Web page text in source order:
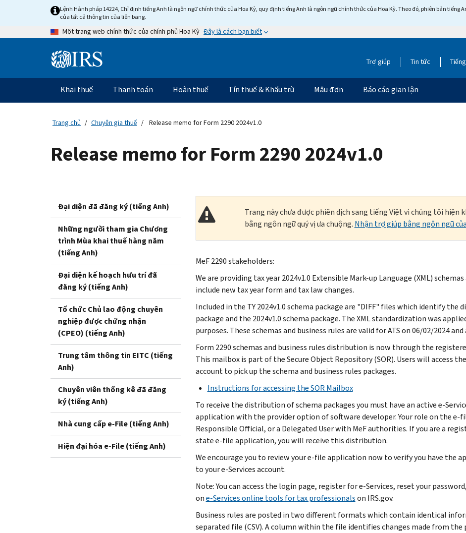
content
Lệnh Hành pháp 14224, Chỉ định tiếng Anh là ngôn ngữ chính thức của Hoa Kỳ, quy định tiếng Anh là ngôn ngữ chính thức của Hoa Kỳ. Theo đó, phiên bản tiếng
của tất cả thông tin của liên bang.
Một trang web chính thức của chính phủ Hoa Kỳ Đây là cách bạn biết
Information Trợ giúp Tin tức
Điều
hướng
chính
Khai thuế Thanh toán Hoàn thuế Tín thuế & Khấu trừ Mẫu đơn Báo cáo gian lận
Trang chủ Chuyên gia thuế Release memo for Form 2290 2024v1.0
Release memo for Form 2290 2024v1.0
Đại diện đã đăng ký (tiếng Anh)
Những người tham gia Chương
trình Mùa khai thuế hàng năm
(tiếng Anh)
Đại diện kế hoạch hưu trí đã
đăng ký (tiếng Anh)
Tổ chức Chủ lao động chuyên
nghiệp được chứng nhận
(CPEO) (tiếng Anh)
Trung tâm thông tin EITC (tiếng
Anh)
Chuyên viên thống kê đã đăng
ký (tiếng Anh)
Nhà cung cấp e-File (tiếng Anh)
Hiện đại hóa e-File (tiếng Anh)
Trang này chưa được phiên dịch sang tiếng Việt vì chúng tôi hiện
bằng ngôn ngữ quý vị ưa chuộng. Nhận trợ giúp bằng ngôn ngữ
MeF 2290 stakeholders:
We are providing tax year 2024v1.0 Extensible Mark-up Language (XML)
include new tax year form and tax law changes.
Included in the TY 2024v1.0 schema package are "DIFF" files which identify the
package and the 2024v1.0 schema package. The XML standardization was
purposes. These schemas and business rules are valid for ATS on 06/02/2024
Form 2290 schemas and business rules distribution is now through the
This mailbox is part of the Secure Object Repository (SOR). Users will access
account to pick up the schema and business rules packages.
Instructions for accessing the SOR Mailbox
To receive the distribution of schema packages you must have an active e-
application with the provider option of software developer. Your role on the e-
Responsible Official, or a Delegated User with MeF authorities. If you are a
state e-file application, you will receive this distribution.
We encourage you to review your e-file application now to verify you have the
to your e-Services account.
Note: You can access the login page, register for e-Services, reset your
one-Services online tools for tax professionalson IRS.gov.
Business rules are posted in two different formats which contain identical
separated file (CSV). A column within the file identifies changes made from the